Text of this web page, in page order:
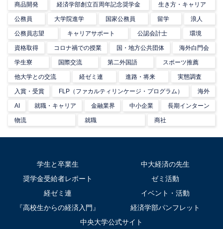
商品開発 経済学部創立百周年記念奨学金 生き方・キャリア
公務員 大学院進学 国家公務員 留学 浪人
公務員志望 キャリアサポート 公認会計士 環境
資格取得 コロナ禍での授業 国・地方公共団体 海外白門会
学生寮 国際交流 第二外国語 スポーツ推薦
他大学との交流 経ゼミ連 進路・将来 実態調査
入賞・受賞 FLP（ファカルティリンケージ・プログラム） 海外
AI 就職・キャリア 金融業界 中小企業 長期インターン
物流 就職 商社
学生と卒業生
中大経済の先生
奨学金受給者レポート
ゼミ活動
経ゼミ連
イベント・活動
『高校生からの経済入門』
経済学部パンフレット
中央大学公式サイト